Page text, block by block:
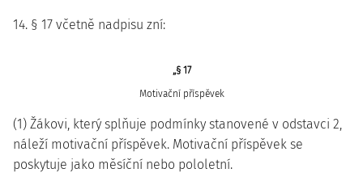
14. § 17 včetně nadpisu zní:
„§ 17
Motivační příspěvek
(1) Žákovi, který splňuje podmínky stanovené v odstavci 2,
náleží motivační příspěvek. Motivační příspěvek se
poskytuje jako měsíční nebo pololetní.